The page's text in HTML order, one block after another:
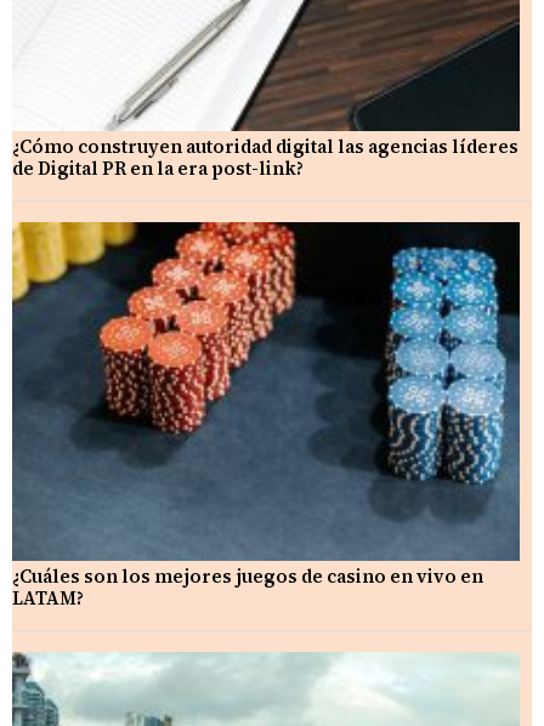
¿Cómo construyen autoridad digital las agencias líderes
de Digital PR en la era post-link?
¿Cuáles son los mejores juegos de casino en vivo en
LATAM?